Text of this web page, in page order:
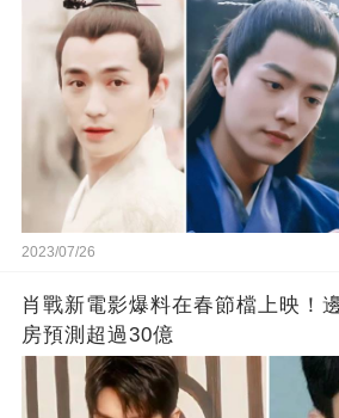
2023/07/26
肖戰新電影爆料在春節檔上映！
房預測超過30億